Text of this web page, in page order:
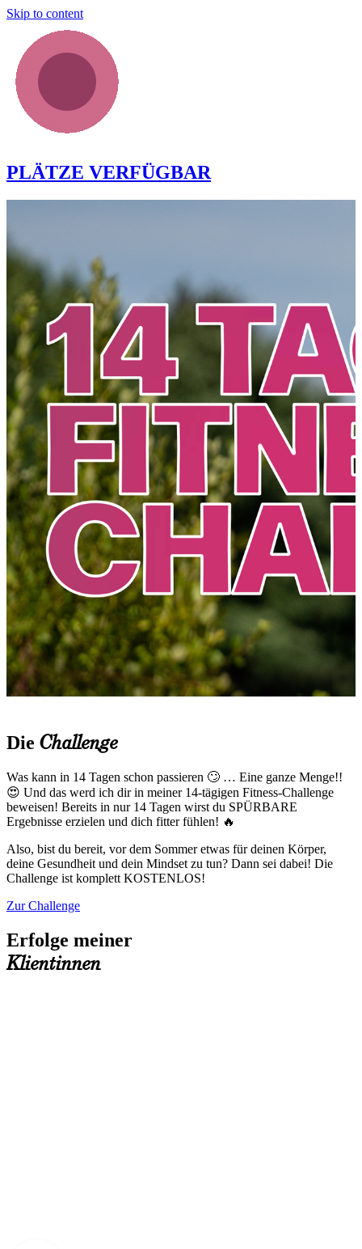
Skip to content
PLÄTZE VERFÜGBAR
Die Challenge
Was kann in 14 Tagen schon passieren 🙄 … Eine ganze Menge!!
😍 Und das werd ich dir in meiner 14-tägigen Fitness-Challenge
beweisen! Bereits in nur 14 Tagen wirst du SPÜRBARE
Ergebnisse erzielen und dich fitter fühlen! 🔥
Also, bist du bereit, vor dem Sommer etwas für deinen Körper,
deine Gesundheit und dein Mindset zu tun? Dann sei dabei! Die
Challenge ist komplett KOSTENLOS!
Zur Challenge
Erfolge meiner
Klientinnen